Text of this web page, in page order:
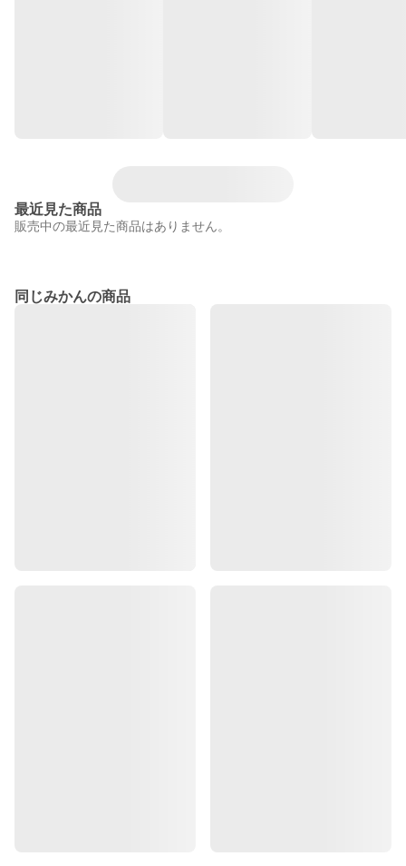
最近見た商品
販売中の最近見た商品はありません。
同じみかんの商品